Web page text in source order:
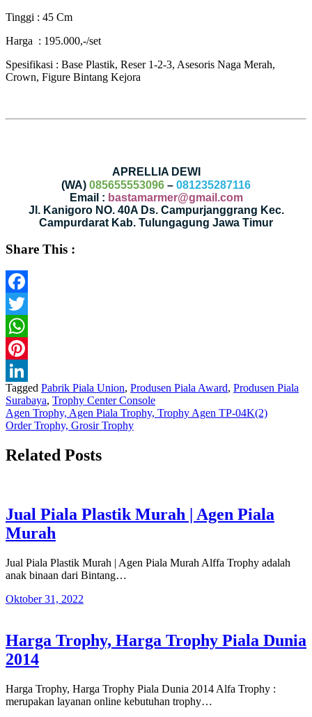
Tinggi : 45 Cm
Harga : 195.000,-/set
Spesifikasi : Base Plastik, Reser 1-2-3, Asesoris Naga Merah,
Crown, Figure Bintang Kejora
APRELLIA DEWI
(WA) 085655553096 – 081235287116
Email : bastamarmer@gmail.com
Jl. Kanigoro NO. 40A Ds. Campurjanggrang Kec.
Campurdarat Kab. Tulungagung Jawa Timur
Share This :
Facebook
Twitter
WhatsApp
Pinterest
LinkedIn
Tagged Pabrik Piala Union, Produsen Piala Award, Produsen Piala
Surabaya, Trophy Center Console
Navigasi
pos
Agen Trophy, Agen Piala Trophy, Trophy Agen TP-04K(2)
Order Trophy, Grosir Trophy
Related Posts
Jual Piala Plastik Murah | Agen Piala
Murah
Jual Piala Plastik Murah | Agen Piala Murah Alffa Trophy adalah
anak binaan dari Bintang…
Oktober 31, 2022
Harga Trophy, Harga Trophy Piala Dunia
2014
Harga Trophy, Harga Trophy Piala Dunia 2014 Alfa Trophy :
merupakan layanan online kebutuhan trophy…